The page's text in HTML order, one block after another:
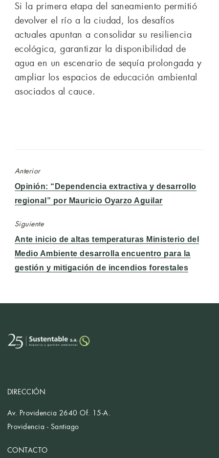
Si la primera etapa del saneamiento permitió
devolver el río a la ciudad, los desafíos
actuales apuntan a consolidar su resiliencia
ecológica, garantizar la disponibilidad de
agua en un escenario de sequía prolongada y
ampliar los espacios de educación ambiental
asociados al cauce.
Anterior
Entrada
anterior:
Opinión: “Dependencia extractiva y desarrollo
regional” por Mauricio Oyarzo Aguilar
Siguiente
Entrada
siguiente:
Ante inicio de altas temperaturas Ministerio del
Medio Ambiente desarrolla encuentro para la
gestión y mitigación de incendios forestales
DIRECCIÓN
Av. Providencia 2640 Of. 15-A.
Providencia - Santiago
CONTACTO